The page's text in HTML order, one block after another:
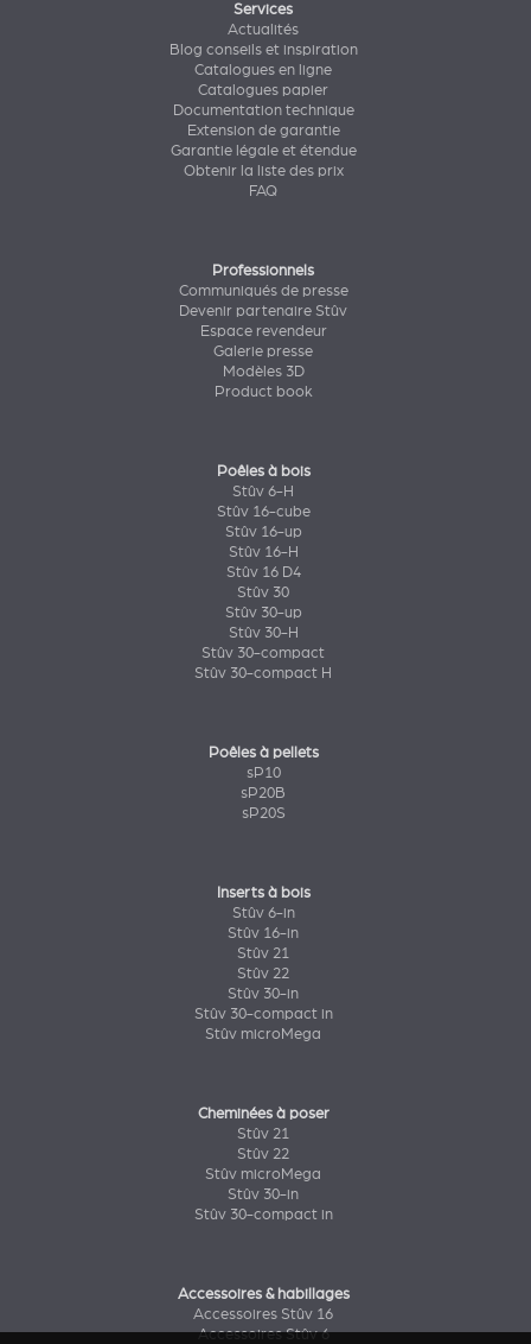
Services
Actualités
Blog conseils et inspiration
Catalogues en ligne
Catalogues papier
Documentation technique
Extension de garantie
Garantie légale et étendue
Obtenir la liste des prix
FAQ
Professionnels
Communiqués de presse
Devenir partenaire Stûv
Espace revendeur
Galerie presse
Modèles 3D
Product book
Poêles à bois
Stûv 6-H
Stûv 16-cube
Stûv 16-up
Stûv 16-H
Stûv 16 D4
Stûv 30
Stûv 30-up
Stûv 30-H
Stûv 30-compact
Stûv 30-compact H
Poêles à pellets
sP10
sP20B
sP20S
Inserts à bois
Stûv 6-in
Stûv 16-in
Stûv 21
Stûv 22
Stûv 30-in
Stûv 30-compact in
Stûv microMega
Cheminées à poser
Stûv 21
Stûv 22
Stûv microMega
Stûv 30-in
Stûv 30-compact in
Accessoires & habillages
Accessoires Stûv 16
Accessoires Stûv 6